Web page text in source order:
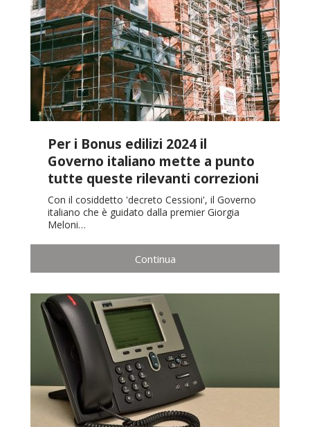
Per i Bonus edilizi 2024 il
Governo italiano mette a punto
tutte queste rilevanti correzioni
Con il cosiddetto 'decreto Cessioni', il Governo
italiano che è guidato dalla premier Giorgia
Meloni…
Continua